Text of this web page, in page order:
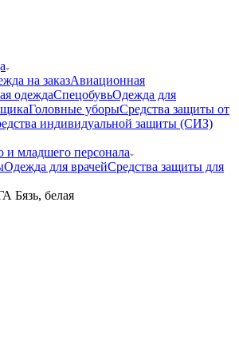
на заказАвиационная
одеждаСпецобувьОдежда для
Головные уборыСредства защиты от
индивидуальной защиты (СИЗ)
и младшего персонала
Одежда для врачейСредства защиты для
Бязь, белая